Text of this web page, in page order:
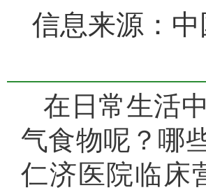
信息来源：
在日常生活
气食物呢？哪
仁济医院临床